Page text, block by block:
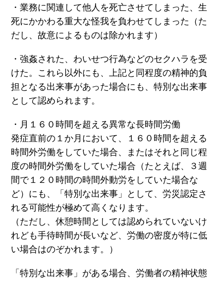
・業務に関連して他人を死亡させてしまった、生
死にかかわる重大な怪我を負わせてしまった（た
だし、故意によるものは除かれます）
・強姦された、わいせつ行為などのセクハラを受
けた。これら以外にも、上記と同程度の精神的負
担となる出来事があった場合にも、特別な出来事
として認められます。
・月１６０時間を超える異常な長時間労働
発症直前の１か月において、１６０時間を超える
時間外労働をしていた場合、またはそれと同じ程
度の時間外労働をしていた場合（たとえば、３週
間で１２０時間の時間外動労をしていた場合な
ど）にも、「特別な出来事」として、労災認定さ
れる可能性が極めて高くなります。
（ただし、休憩時間としては認められていないけ
れども手待時間が長いなど、労働の密度が特に低
い場合はのぞかれます。）
「特別な出来事」がある場合、労働者の精神状態